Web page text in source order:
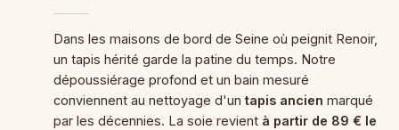
Dans les maisons de bord de Seine où peignit Renoir,
un tapis hérité garde la patine du temps. Notre
dépoussiérage profond et un bain mesuré
conviennent au nettoyage d'untapis ancien marqué
par les décennies. La soie revient à partir de 89 € le